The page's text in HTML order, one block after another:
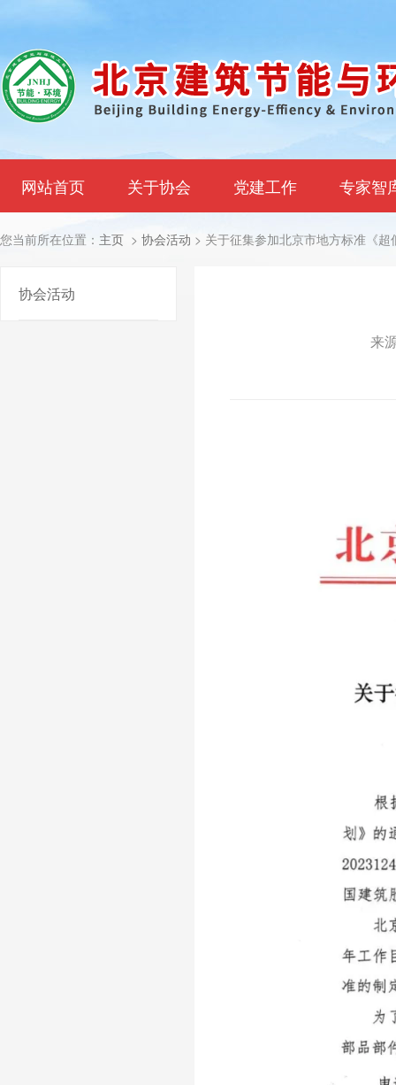
网站首页 关于协会 党建工作 专家智
您当前所在位置： 主页 > 协会活动 > 关于征集参加北京市地方标准《
协会活动
来